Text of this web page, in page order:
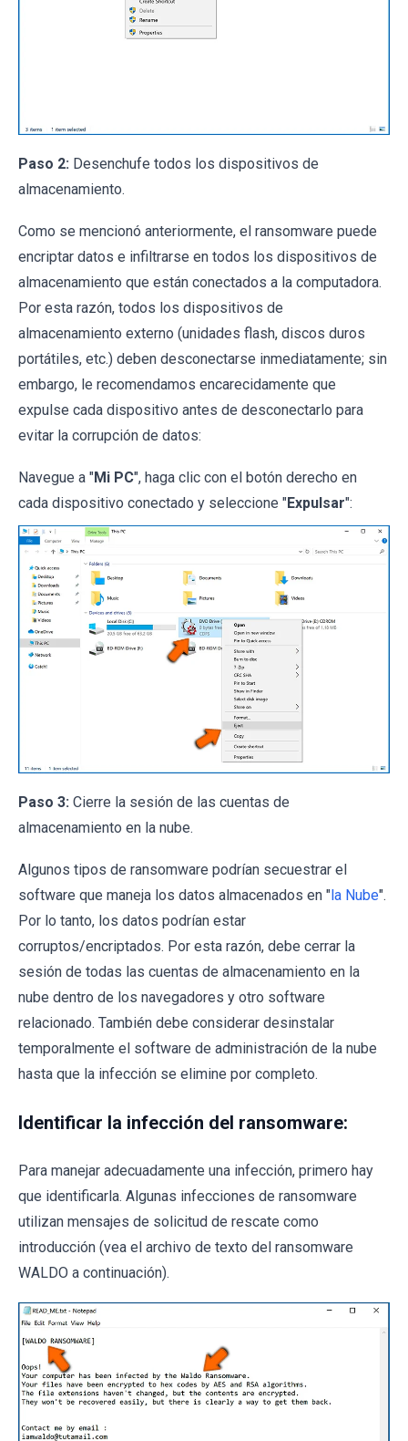
Paso 2: Desenchufe todos los dispositivos de
almacenamiento.
Como se mencionó anteriormente, el ransomware puede
encriptar datos e infiltrarse en todos los dispositivos de
almacenamiento que están conectados a la computadora.
Por esta razón, todos los dispositivos de
almacenamiento externo (unidades flash, discos duros
portátiles, etc.) deben desconectarse inmediatamente; sin
embargo, le recomendamos encarecidamente que
expulse cada dispositivo antes de desconectarlo para
evitar la corrupción de datos:
Navegue a "Mi PC", haga clic con el botón derecho en
cada dispositivo conectado y seleccione "Expulsar":
Paso 3: Cierre la sesión de las cuentas de
almacenamiento en la nube.
Algunos tipos de ransomware podrían secuestrar el
software que maneja los datos almacenados en " la Nube".
Por lo tanto, los datos podrían estar
corruptos/encriptados. Por esta razón, debe cerrar la
sesión de todas las cuentas de almacenamiento en la
nube dentro de los navegadores y otro software
relacionado. También debe considerar desinstalar
temporalmente el software de administración de la nube
hasta que la infección se elimine por completo.
Identificar la infección del ransomware:
Para manejar adecuadamente una infección, primero hay
que identificarla. Algunas infecciones de ransomware
utilizan mensajes de solicitud de rescate como
introducción (vea el archivo de texto del ransomware
WALDO a continuación).